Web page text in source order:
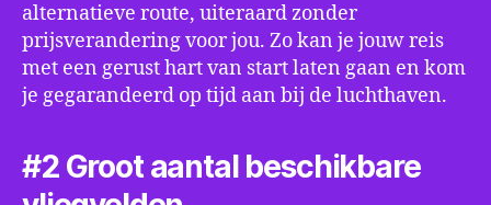
alternatieve route, uiteraard zonder
prijsverandering voor jou. Zo kan je jouw reis
met een gerust hart van start laten gaan en kom
je gegarandeerd op tijd aan bij de luchthaven.
#2 Groot aantal beschikbare